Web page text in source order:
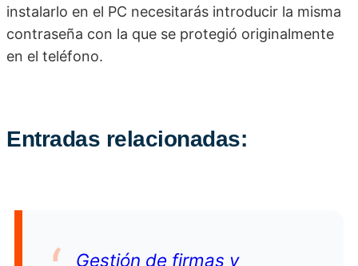
instalarlo en el PC necesitarás introducir la misma
contraseña con la que se protegió originalmente
en el teléfono.
Entradas relacionadas:
Gestión de firmas y